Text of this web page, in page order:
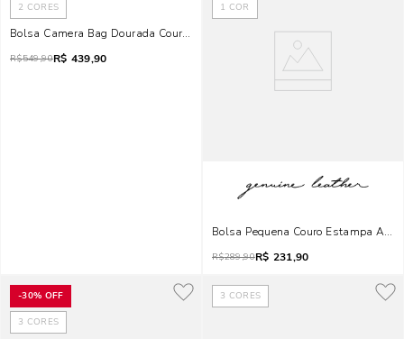
2 CORES
Bolsa Camera Bag Dourada Couro Metalizado
R$549,90R$ 439,90
1 COR
Bolsa Pequena Couro Estampa
R$289,90R$ 231,90
-30% OFF
3 CORES
3 CORES